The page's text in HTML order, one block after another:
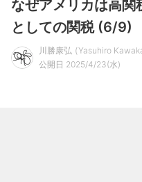
なぜアメリカは高関
としての関税 (6/9)
川勝康弘
Yasuhiro
公開日 2025/4/23(水)